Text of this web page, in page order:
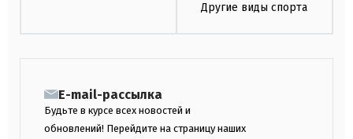
Другие виды спорта
E-mail-рассылка
Будьте в курсе всех новостей и
обновлений! Перейдите на страницу наших